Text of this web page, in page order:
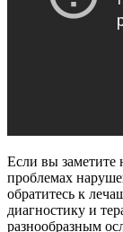
Если вы заметите
проблемах
обратитесь к
диагностику и
разнообразным